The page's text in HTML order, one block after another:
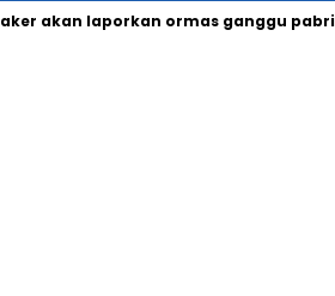
laporkan ormas ganggu pabrik ke